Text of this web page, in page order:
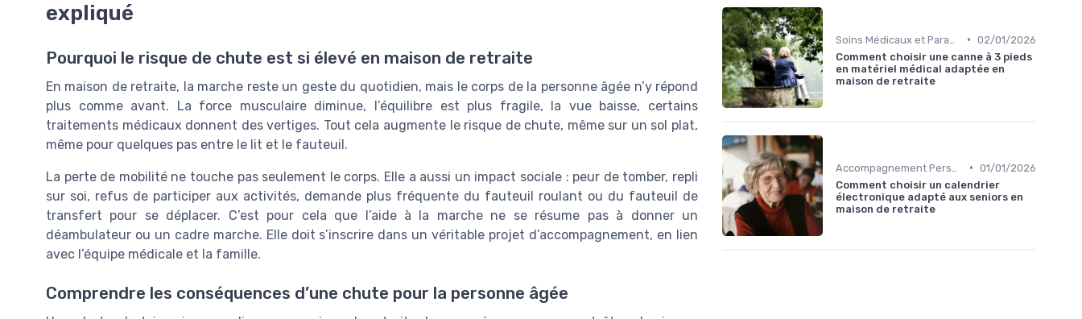
expliqué
Pourquoi le risque de chute est si élevé en maison de retraite
En maison de retraite, la marche reste un geste du quotidien, mais le corps de la personne âgée n’y répond
plus comme avant. La force musculaire diminue, l’équilibre est plus fragile, la vue baisse, certains
traitements médicaux donnent des vertiges. Tout cela augmente le risque de chute, même sur un sol plat,
même pour quelques pas entre le lit et le fauteuil.
La perte de mobilité ne touche pas seulement le corps. Elle a aussi un impact sociale : peur de tomber, repli
sur soi, refus de participer aux activités, demande plus fréquente du fauteuil roulant ou du fauteuil de
transfert pour se déplacer. C’est pour cela que l’aide à la marche ne se résume pas à donner un
déambulateur ou un cadre marche. Elle doit s’inscrire dans un véritable projet d’accompagnement, en lien
avec l’équipe médicale et la famille.
Comprendre les conséquences d’une chute pour la personne âgée
• 02/01/2026
Comment choisir une canne à 3 pieds
en matériel médical adaptée en
maison de retraite
• 01/01/2026
Comment choisir un calendrier
électronique adapté aux seniors en
maison de retraite